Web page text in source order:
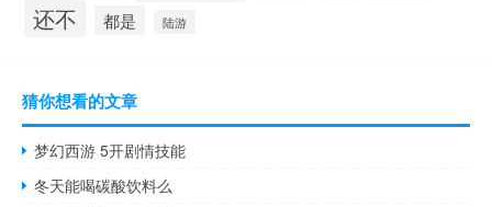
还不
都是 陆游
猜你想看的文章
梦幻西游 5开剧情技能
冬天能喝碳酸饮料么